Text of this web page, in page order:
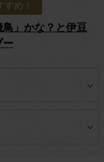
め！
」かな？と伊豆
ー